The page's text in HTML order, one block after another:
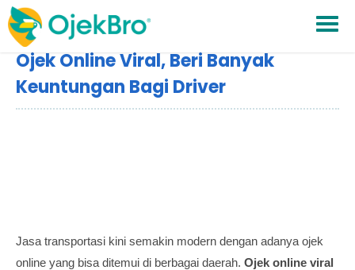
Ojek Online Viral, Beri Banyak
Keuntungan Bagi Driver
Jasa transportasi kini semakin modern dengan adanya ojek
online yang bisa ditemui di berbagai daerah. Ojek online viral